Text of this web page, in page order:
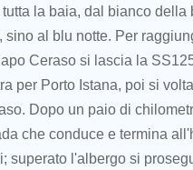
la baia, dal bianco della
sino al blu notte. Per
Ceraso si lascia la
per Porto Istana, poi si
Dopo un paio di
che conduce e termina
superato l'albergo si